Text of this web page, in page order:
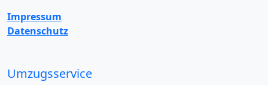
Impressum
Datenschutz
Umzugsservice